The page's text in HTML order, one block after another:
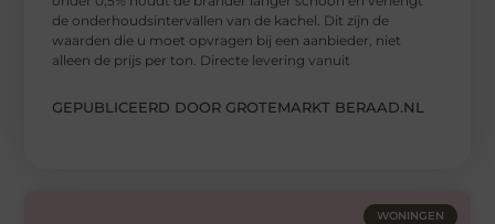
de onderhoudsintervallen van de kachel. Dit zijn de
waarden die u moet opvragen bij een aanbieder, niet
alleen de prijs per ton. Directe levering vanuit
GEPUBLICEERD DOOR GROTEMARKT BERAAD.NL
WONINGEN